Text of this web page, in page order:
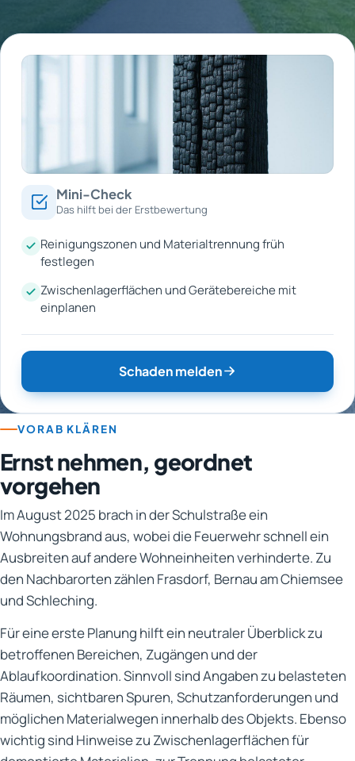
Mini-Check
Das hilft bei der Erstbewertung
Reinigungszonen und Materialtrennung früh
festlegen
Zwischenlagerflächen und Gerätebereiche mit
einplanen
Schaden melden
VORAB KLÄREN
Ernst nehmen, geordnet
vorgehen
Im August 2025 brach in der Schulstraße ein
Wohnungsbrand aus, wobei die Feuerwehr schnell ein
Ausbreiten auf andere Wohneinheiten verhinderte. Zu
den Nachbarorten zählen Frasdorf, Bernau am Chiemsee
und Schleching.
Für eine erste Planung hilft ein neutraler Überblick zu
betroffenen Bereichen, Zugängen und der
Ablaufkoordination. Sinnvoll sind Angaben zu belasteten
Räumen, sichtbaren Spuren, Schutzanforderungen und
möglichen Materialwegen innerhalb des Objekts. Ebenso
wichtig sind Hinweise zu Zwischenlagerflächen für